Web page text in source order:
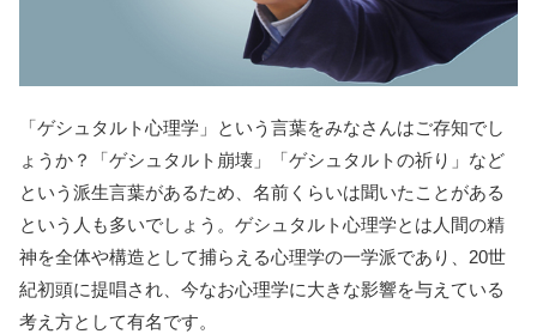
「ゲシュタルト心理学」という言葉をみなさんはご存知でし
ょうか？「ゲシュタルト崩壊」「ゲシュタルトの祈り」など
という派生言葉があるため、名前くらいは聞いたことがある
という人も多いでしょう。ゲシュタルト心理学とは人間の精
神を全体や構造として捕らえる心理学の一学派であり、20世
紀初頭に提唱され、今なお心理学に大きな影響を与えている
考え方として有名です。